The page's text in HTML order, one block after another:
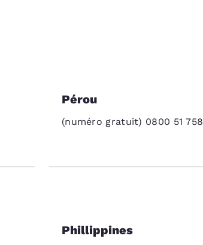
Pérou
(numéro gratuit) 0800 51 758
Phillippines